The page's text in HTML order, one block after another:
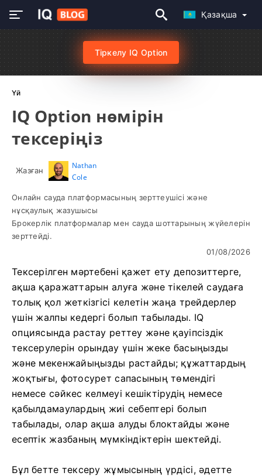
Қазақша
Тіркелу IQ Option
Үй
IQ Option нөмірін
тексеріңіз
Жазған
Nathan
Cole
Онлайн сауда платформасының зерттеушісі және
нұсқаулық жазушысы
Брокерлік платформалар мен сауда шоттарының жүйелерін
зерттейді.
01/08/2026
Тексерілген мәртебені қажет ету депозиттерге,
ақша қаражаттарын алуға және тікелей саудаға
толық қол жеткізгісі келетін жаңа трейдерлер
үшін жалпы кедергі болып табылады. IQ
опциясында растау реттеу және қауіпсіздік
тексерулерін орындау үшін жеке басыңызды
және мекенжайыңызды растайды; құжаттардың
жоқтығы, фотосурет сапасының төмендігі
немесе сәйкес келмеуі кешіктірудің немесе
қабылдамаулардың жиі себептері болып
табылады, олар ақша алуды блоктайды және
есептік жазбаның мүмкіндіктерін шектейді.
Бұл бетте тексеру жұмысының үрдісі, әдетте